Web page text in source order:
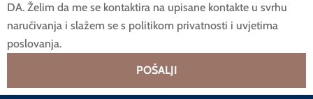
DA. Želim da me se kontaktira na upisane kontakte u svrhu
naručivanja i slažem se s politikom privatnosti i uvjetima
poslovanja.
POŠALJI